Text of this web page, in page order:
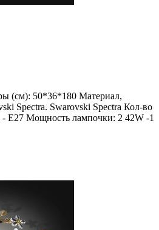
(см): 50*36*180 Материал,
Spectra. Swarovski Spectra Кол-во
- E27 Мощность лампочки: 2 42W -1